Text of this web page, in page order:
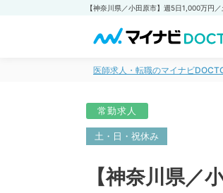
医師求人・転職のマイナビ
常勤求人
土・日・祝休み
【神奈川県